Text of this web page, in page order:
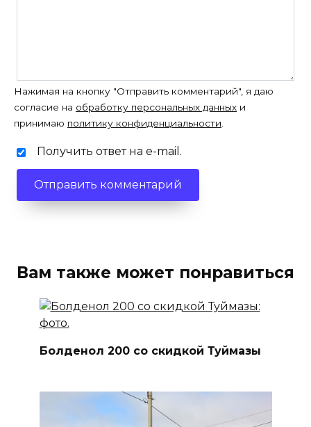
Нажимая на кнопку "Отправить комментарий", я даю
согласие на обработку персональных данных и
принимаю политику конфиденциальности.
Получить ответ на e-mail.
Вам также может понравиться
Болденол 200 со скидкой Туймазы